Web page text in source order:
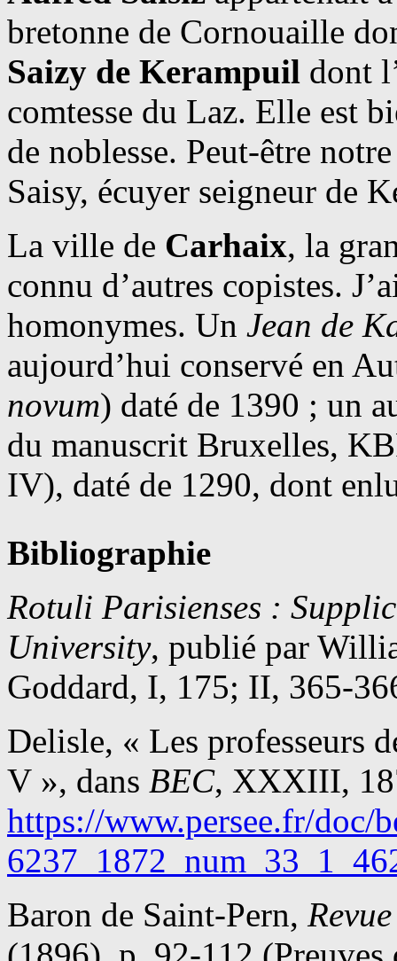
bretonne de Cornouaille
Saizy de Kerampuil dont
comtesse du Laz. Elle est
de noblesse. Peut-être
Saisy, écuyer seigneur de
La ville de Carhaix, la
connu d’autres copistes.
homonymes. Un Jean de
aujourd’hui conservé en
novum) daté de 1390 ; un
du manuscrit Bruxelles,
IV), daté de 1290, dont
Bibliographie
Rotuli Parisienses :
University, publié par
Goddard, I, 175; II, 365-
Delisle, « Les professeurs
V », dans BEC, XXXIII,
https://www.persee.fr/doc/
Baron de Saint-Pern,